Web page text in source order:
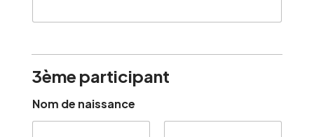
3ème participant
Nom de naissance